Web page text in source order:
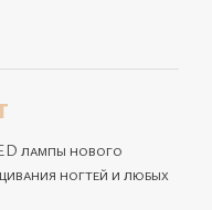
лампы нового
ногтей и любых